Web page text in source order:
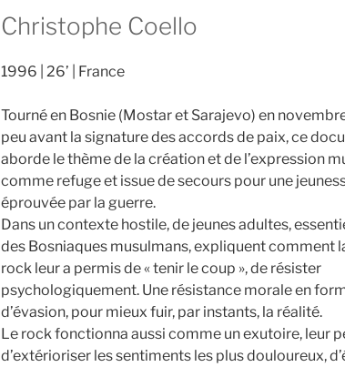
Christophe Coello
1996 26’ France
Tourné en Bosnie (Mostar et Sarajevo) en
peu avant la signature des accords de paix, ce
aborde le thème de la création et de l’expression
comme refuge et issue de secours pour une
éprouvée par la guerre.
Dans un contexte hostile, de jeunes adultes,
des Bosniaques musulmans, expliquent comment
rock leur a permis de « tenir le coup », de résister
psychologiquement. Une résistance morale en
d’évasion, pour mieux fuir, par instants, la réalité.
Le rock fonctionna aussi comme un exutoire, leur
d’extérioriser les sentiments les plus douloureux,